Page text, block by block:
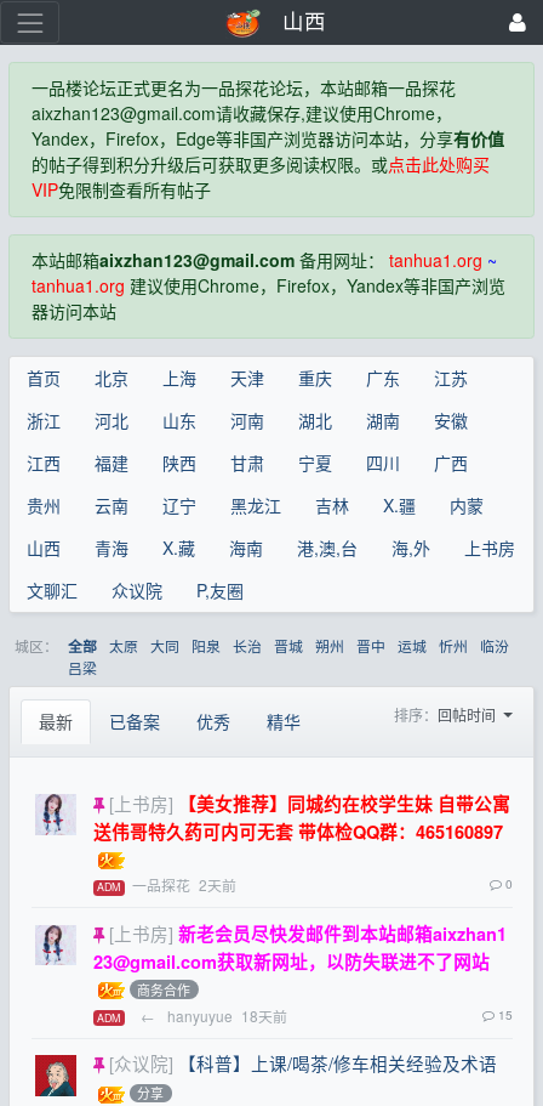
山西
一品楼论坛正式更名为一品探花论坛，本站邮箱一品探花
aixzhan123@gmail.com请收藏保存,建议使用Chrome，
Yandex，Firefox，Edge等非国产浏览器访问本站，分享有价值
的帖子得到积分升级后可获取更多阅读权限。或点击此处购买
VIP免限制查看所有帖子
本站邮箱aixzhan123@gmail.com备用网址： tanhua1.org ~
tanhua1.org 建议使用Chrome，Firefox，Yandex等非国产浏览
器访问本站
首页 北京 上海 天津 重庆 广东
江苏
浙江
河北 山东 河南 湖北 湖南
安徽
江西
福建 陕西 甘肃 宁夏 四川
广西
贵州
云南 辽宁 黑龙江 吉林 X.疆
内蒙
山西
青海 X.藏 海南 港,澳,台 海,外
上书房
文聊汇
众议院 P,友圈
城区： 全部 太原 大同 阳泉 长治 晋城 朔州 晋中 运城 忻州
临汾
吕梁
最新 已备案 优秀 精华 排序： 回帖时间
[上书房]
【美女推荐】同城约在校学生妹 自带公寓
送伟哥特久药可内可无套 带体检QQ群：465160897
ADM 一品探花 2天前 0
[上书房] 新老会员尽快发邮件到本站邮箱aixzhan1
23@gmail.com获取新网址，以防失联进不了网站
商务合作
ADM ← hanyuyue 18天前 15
[众议院] 【科普】上课/喝茶/修车相关经验及术语
分享